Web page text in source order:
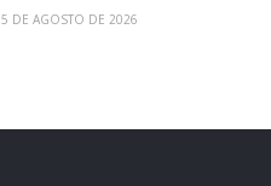
5 DE AGOSTO DE 2026